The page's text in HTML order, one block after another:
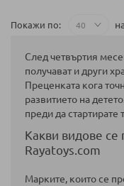
Покажи по
След четвъртия
получават и други
Преценката кога
развитието на
преди да стартирате
Какви видове се
Rayatoys.com
Марките, които се